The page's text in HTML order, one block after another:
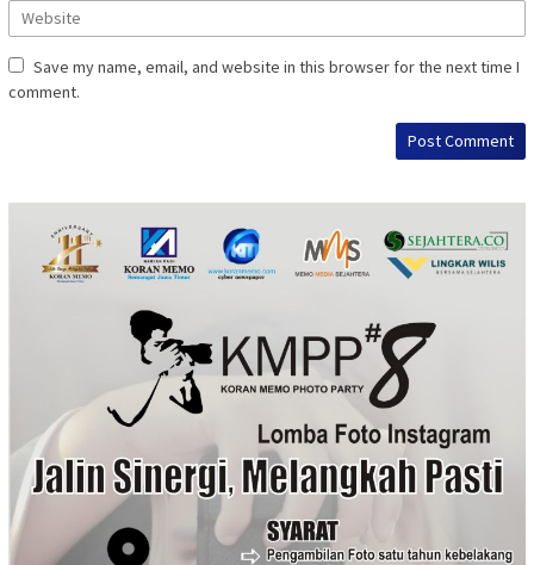
Save my name, email, and website in this browser for the next time I
comment.